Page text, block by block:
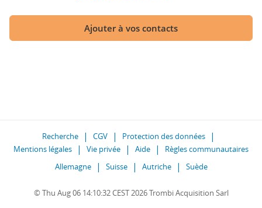
Ajouter à vos contacts
Recherche CGV
Protection des données
Mentions légales
Vie privée Aide
Règles communautaires
Allemagne
Suisse Autriche Suède
© Thu Aug 06 14:10:32 CEST 2026 Trombi Acquisition Sarl